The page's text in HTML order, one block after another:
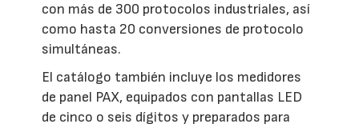
con más de 300 protocolos industriales, así
como hasta 20 conversiones de protocolo
simultáneas.
El catálogo también incluye los medidores
de panel PAX, equipados con pantallas LED
de cinco o seis dígitos y preparados para